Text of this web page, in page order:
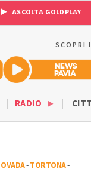
ASCOLTA GOLDPLAY
SCOPRI
RADIO
OVADA-TORTONA-